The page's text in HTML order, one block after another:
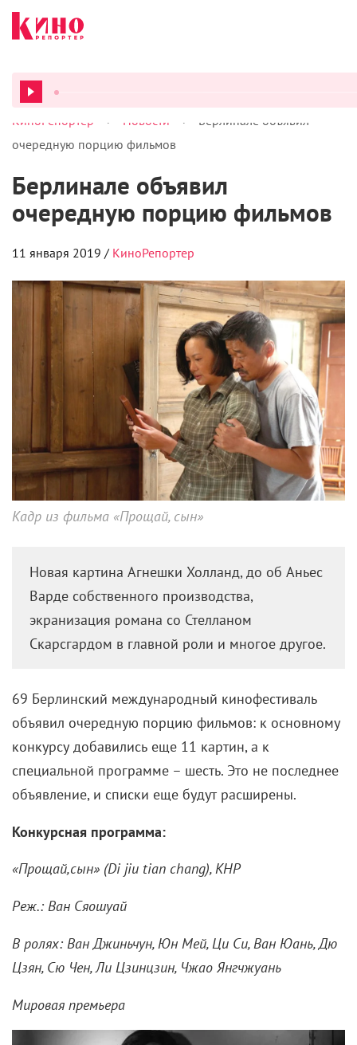
ВСЕ ПОДКАСТЫ
КиноРепортер > Новости >
Берлинале объявил
очередную порцию фильмов
Берлинале объявил
очередную порцию фильмов
11 января 2019 / КиноРепортер
Кадр из фильма «Прощай, сын»
Новая картина Агнешки Холланд, до об Аньес
Варде собственного производства,
экранизация романа со Стелланом
Скарсгардом в главной роли и многое другое.
69 Берлинский международный кинофестиваль
объявил очередную порцию фильмов: к основному
конкурсу добавились еще 11 картин, а к
специальной программе – шесть. Это не последнее
объявление, и списки еще будут расширены.
Конкурсная программа:
«Прощай,сын» (Di jiu tian chang), КНР
Реж.: Ван Сяошуай
В ролях: Ван Джиньчун, Юн Мей, Ци Си, Ван Юань, Дю
Цзян, Сю Чен, Ли Цзинцзин, Чжао Янгчжуань
Мировая премьера